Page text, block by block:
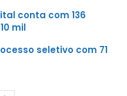
conta com 136
mil
seletivo com 71